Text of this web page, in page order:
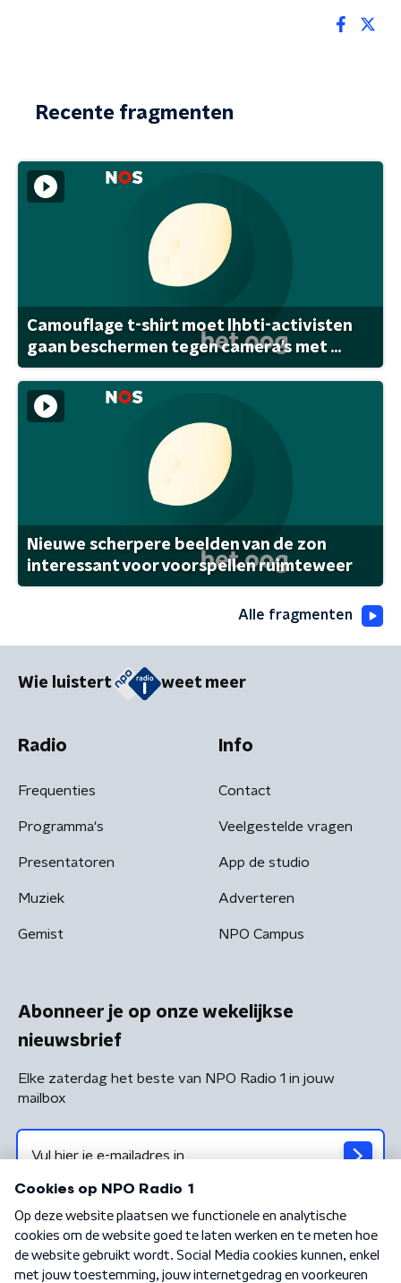
Recente fragmenten
Camouflage t-shirt moet lhbti-activisten
gaan beschermen tegen camera's met ...
Nieuwe scherpere beelden van de zon
interessant voor voorspellen ruimteweer
Alle fragmenten
Wie luistert weet meer
Radio
Frequenties
Programma's
Presentatoren
Muziek
Gemist
Info
Contact
Veelgestelde vragen
App de studio
Adverteren
NPO Campus
Abonneer je op onze wekelijkse
nieuwsbrief
Elke zaterdag het beste van NPO Radio 1 in jouw
mailbox
Algemene voorwaarden